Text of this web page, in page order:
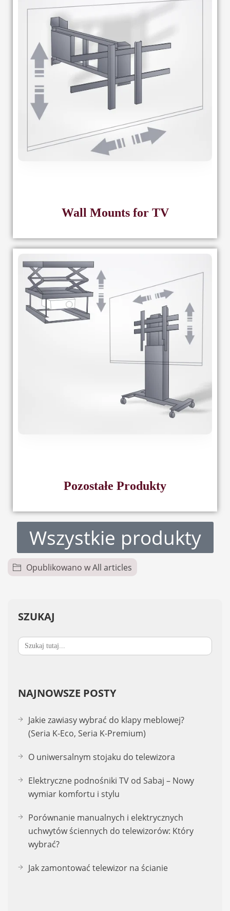
Wall Mounts for TV
Pozostałe Produkty
Wszystkie produkty
Opublikowano wAll articles
SZUKAJ
Search
for:
NAJNOWSZE POSTY
Jakie zawiasy wybrać do klapy meblowej?
(Seria K-Eco, Seria K-Premium)
O uniwersalnym stojaku do telewizora
Elektryczne podnośniki TV od Sabaj – Nowy
wymiar komfortu i stylu
Porównanie manualnych i elektrycznych
uchwytów ściennych do telewizorów: Który
wybrać?
Jak zamontować telewizor na ścianie